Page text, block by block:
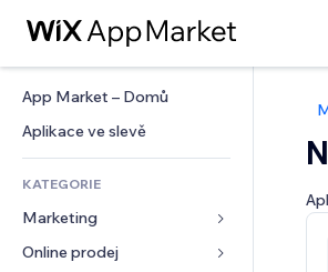
App Market – Domů
Aplikace ve slevě
KATEGORIE
Marketing
Reklamy
Online prodej